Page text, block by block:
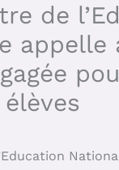
de
appelle